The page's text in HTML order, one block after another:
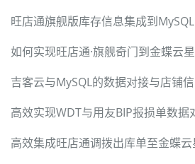
旺店通旗舰版库存信息集成到
吉客云与MySQL的数据对接与店铺
高效实现WDT与用友BIP报损单数
高效集成旺店通调拨出库单至金蝶